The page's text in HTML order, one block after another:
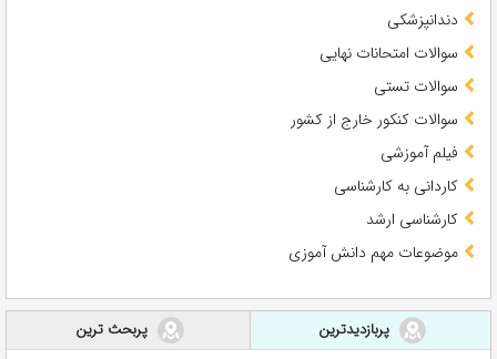
دندانپزشکی
سوالات امتحانات نهایی
سوالات تستی
سوالات کنکور خارج از کشور
فیلم آموزشی
کاردانی به کارشناسی
کارشناسی ارشد
موضوعات مهم دانش آموزی
پربازدیدترین
پربحث ترین